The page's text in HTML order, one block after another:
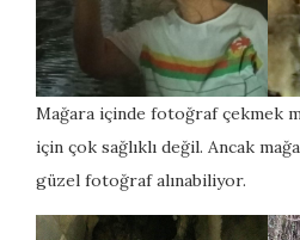
Mağara içinde fotoğraf çekmek
için çok sağlıklı değil. Ancak
güzel fotoğraf alınabiliyor.